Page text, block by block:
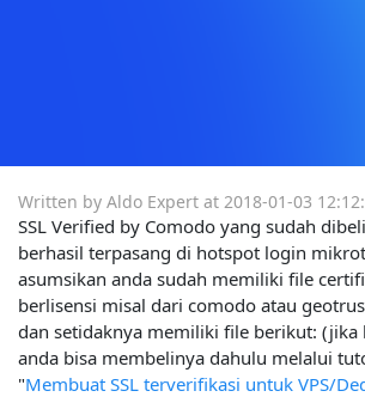
Written by Aldo Expert at 2018-01-03
SSL Verified by Comodo yang sudah
berhasil terpasang di hotspot login
asumsikan anda sudah memiliki file
berlisensi misal dari comodo atau
dan setidaknya memiliki file berikut:
anda bisa membelinya dahulu melalui
"Membuat SSL terverifikasi untuk VPS/